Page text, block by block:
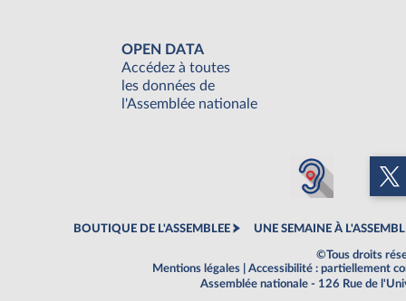
OPEN DATA
Accédez à toutes
les données de
l'Assemblée nationale
BOUTIQUE DE L'ASSEMBLEE UNE SEMAINE À
©Tous droits
Mentions légales
Accessibilité : partiellement
Assemblée nationale - 126 Rue de